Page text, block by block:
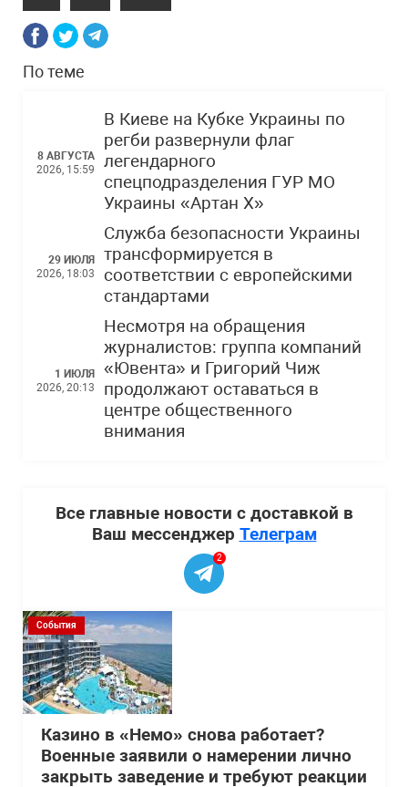
По теме
8 АВГУСТА
2026, 15:59
В Киеве на Кубке Украины по
регби развернули флаг
легендарного
спецподразделения ГУР МО
Украины «Артан Х»
29 ИЮЛЯ
2026, 18:03
Служба безопасности Украины
трансформируется в
соответствии с европейскими
стандартами
1 ИЮЛЯ
2026, 20:13
Несмотря на обращения
журналистов: группа компаний
«Ювента» и Григорий Чиж
продолжают оставаться в
центре общественного
внимания
Все главные новости с доставкой в
Ваш мессенджер Телеграм
2
События
Казино в «Немо» снова работает?
Военные заявили о намерении лично
закрыть заведение и требуют реакции